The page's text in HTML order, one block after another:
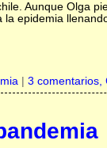
Aunque Olga
epidemia
| 3 comentarios,